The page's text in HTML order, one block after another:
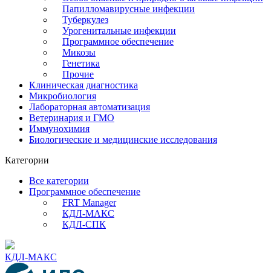
Папилломавирусные инфекции
Туберкулез
Урогенитальные инфекции
Программное обеспечение
Микозы
Генетика
Прочие
Клиническая диагностика
Микробиология
Лабораторная автоматизация
Ветеринария и ГМО
Иммунохимия
Биологические и медицинские исследования
Категории
Все категории
Программное обеспечение
FRT Manager
КДЛ-МАКС
КДЛ-СПК
КДЛ-МАКС